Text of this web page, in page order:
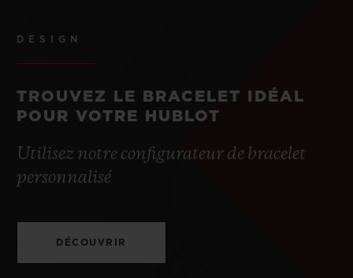
DESIGN
TROUVEZ LE BRACELET IDÉAL
POUR VOTRE HUBLOT
Utilisez notre configurateur de bracelet
personnalisé
DÉCOUVRIR